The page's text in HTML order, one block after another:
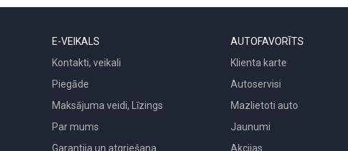
E-VEIKALS
Kontakti, veikali
Piegāde
Maksājuma veidi, Līzings
Par mums
Garantija un atgriešana
AUTOFAVORĪTS
Klienta karte
Autoservisi
Mazlietoti auto
Jaunumi
Akcijas